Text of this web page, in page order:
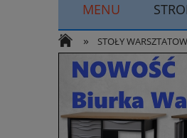
MENU
ODSTĄP OD
» STOŁY